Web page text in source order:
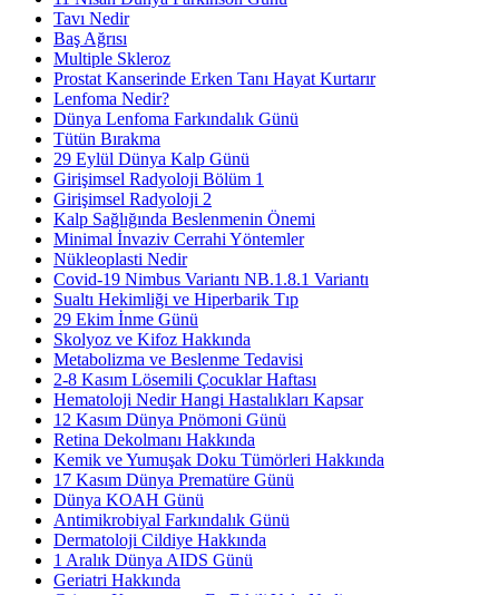
Tavı Nedir
Baş Ağrısı
Multiple Skleroz
Prostat Kanserinde Erken Tanı Hayat Kurtarır
Lenfoma Nedir?
Dünya Lenfoma Farkındalık Günü
Tütün Bırakma
29 Eylül Dünya Kalp Günü
Girişimsel Radyoloji Bölüm 1
Girişimsel Radyoloji 2
Kalp Sağlığında Beslenmenin Önemi
Minimal İnvaziv Cerrahi Yöntemler
Nükleoplasti Nedir
Covid-19 Nimbus Variantı NB.1.8.1 Variantı
Sualtı Hekimliği ve Hiperbarik Tıp
29 Ekim İnme Günü
Skolyoz ve Kifoz Hakkında
Metabolizma ve Beslenme Tedavisi
2-8 Kasım Lösemili Çocuklar Haftası
Hematoloji Nedir Hangi Hastalıkları Kapsar
12 Kasım Dünya Pnömoni Günü
Retina Dekolmanı Hakkında
Kemik ve Yumuşak Doku Tümörleri Hakkında
17 Kasım Dünya Prematüre Günü
Dünya KOAH Günü
Antimikrobiyal Farkındalık Günü
Dermatoloji Cildiye Hakkında
1 Aralık Dünya AIDS Günü
Geriatri Hakkında